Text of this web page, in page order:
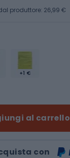
+1 €
al carrello
con
produttore: 26,99 €